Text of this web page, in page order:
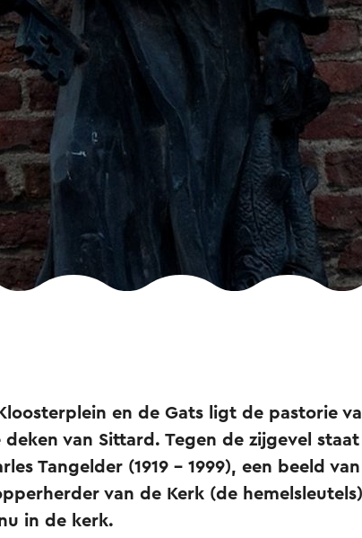
en de Gats ligt de pastorie
van Sittard. Tegen de zijgevel
Tangelder (1919 – 1999), een beeld
van de Kerk (de
in de kerk.